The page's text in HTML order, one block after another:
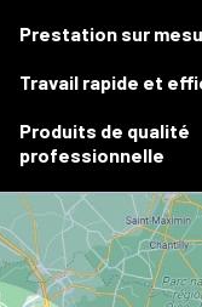
Prestation sur
Travail rapide et
Produits de qualité
professionnelle